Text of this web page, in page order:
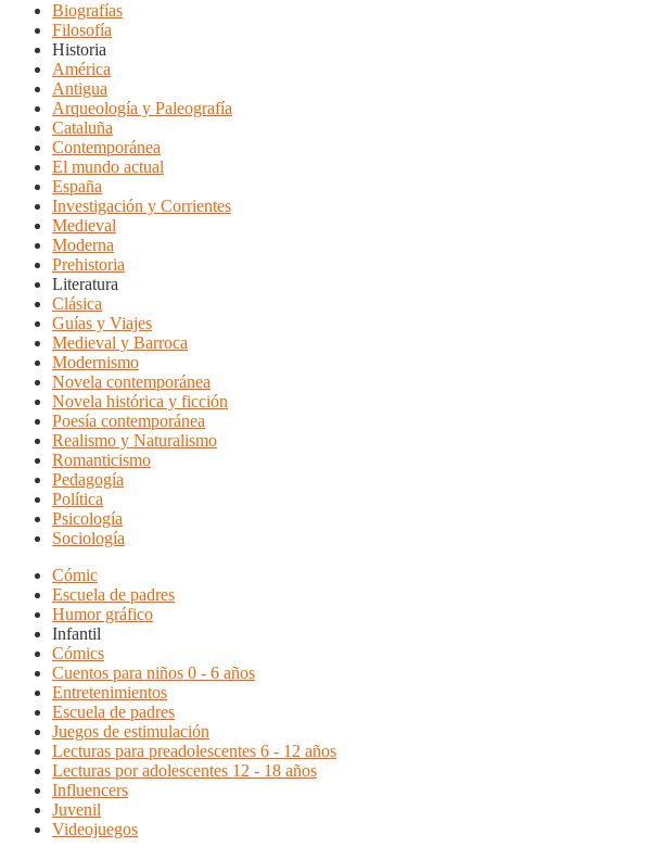
Biografías
Filosofía
Historia
América
Antigua
Arqueología y Paleografía
Cataluña
Contemporánea
El mundo actual
España
Investigación y Corrientes
Medieval
Moderna
Prehistoria
Literatura
Clásica
Guías y Viajes
Medieval y Barroca
Modernismo
Novela contemporánea
Novela histórica y ficción
Poesía contemporánea
Realismo y Naturalismo
Romanticismo
Pedagogía
Política
Psicología
Sociología
Cómic
Escuela de padres
Humor gráfico
Infantil
Cómics
Cuentos para niños 0 - 6 años
Entretenimientos
Escuela de padres
Juegos de estimulación
Lecturas para preadolescentes 6 - 12 años
Lecturas por adolescentes 12 - 18 años
Influencers
Juvenil
Videojuegos